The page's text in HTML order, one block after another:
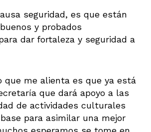
seguridad, es que están
y probados
dar fortaleza y seguridad a
que me alienta es que ya está
que dará apoyo a las
de actividades culturales
para asimilar una mejor